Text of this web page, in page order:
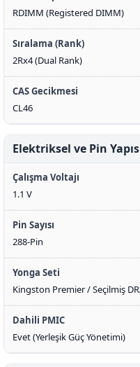
RDIMM (Registered DIMM)
Sıralama (Rank)
2Rx4 (Dual Rank)
CAS Gecikmesi
CL46
Elektriksel ve Pin
Çalışma Voltajı
1.1 V
Pin Sayısı
288-Pin
Yonga Seti
Kingston Premier / Seçilmiş
Dahili PMIC
Evet (Yerleşik Güç Yönetimi)